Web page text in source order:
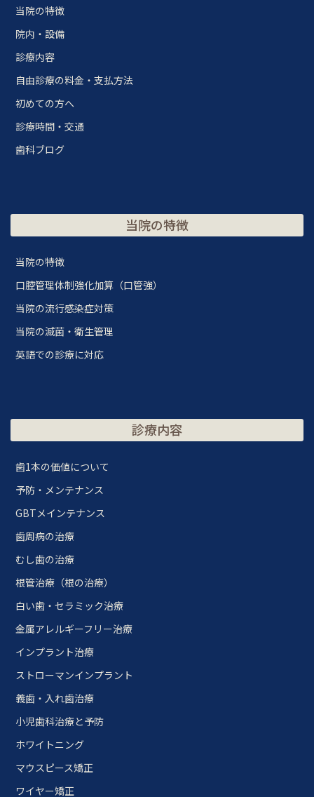
当院の特徴
院内・設備
診療内容
自由診療の料金・支払方法
初めての方へ
診療時間・交通
歯科ブログ
当院の特徴
当院の特徴
口腔管理体制強化加算（口管強）
当院の流行感染症対策
当院の滅菌・衛生管理
英語での診療に対応
診療内容
歯1本の価値について
予防・メンテナンス
GBTメインテナンス
歯周病の治療
むし歯の治療
根管治療（根の治療）
白い歯・セラミック治療
金属アレルギーフリー治療
インプラント治療
ストローマンインプラント
義歯・入れ歯治療
小児歯科治療と予防
ホワイトニング
マウスピース矯正
ワイヤー矯正